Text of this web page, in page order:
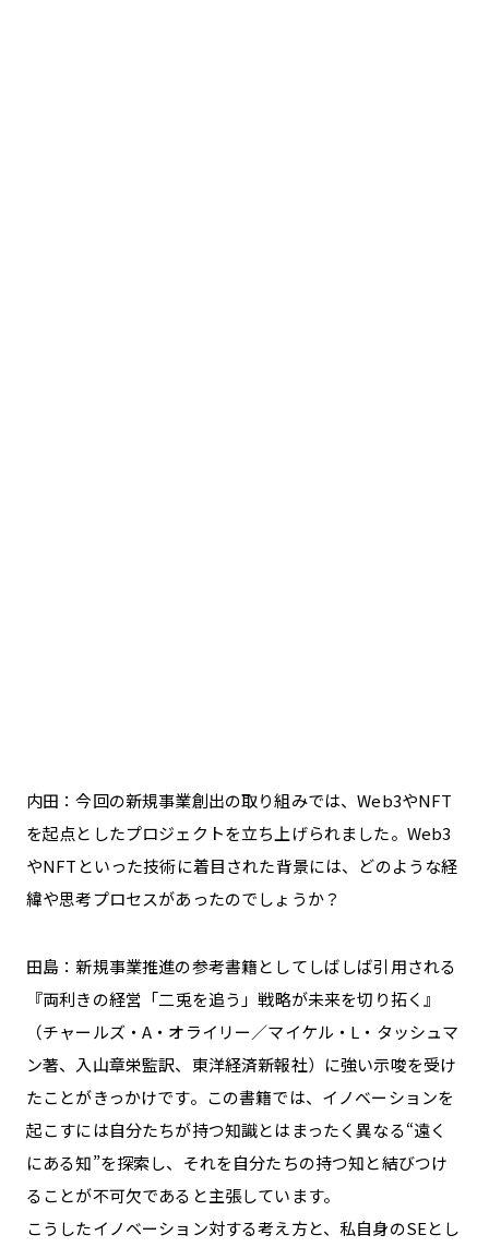
内田：今回の新規事業創出の取り組みでは、Web3やNFT
を起点としたプロジェクトを立ち上げられました。Web3
やNFTといった技術に着目された背景には、どのような経
緯や思考プロセスがあったのでしょうか？
田島：新規事業推進の参考書籍としてしばしば引用される
『両利きの経営――「二兎を追う」戦略が未来を切り拓く』
（チャールズ・A・オライリー／マイケル・L・タッシュマ
ン著、入山章栄監訳、東洋経済新報社）に強い示唆を受け
たことがきっかけです。この書籍では、イノベーションを
起こすには自分たちが持つ知識とはまったく異なる“遠く
にある知”を探索し、それを自分たちの持つ知と結びつけ
ることが不可欠であると主張しています。
こうしたイノベーション対する考え方と、私自身のSEとし